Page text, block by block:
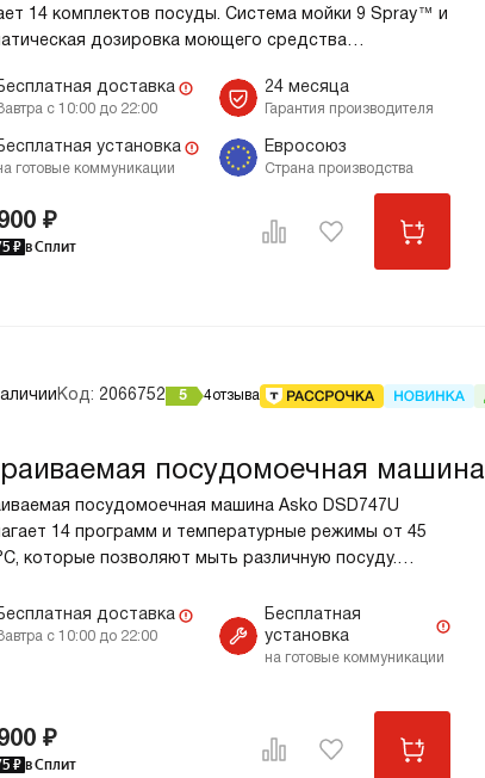
14 комплектов посуды. Система мойки 9 Spray™ и
дозировка моющего средства
На дисплее высокой четкости различимы
символы. Ключевые преимущества: WiFi
14 комплектов посуды Самоочистка
доставка
с 10:00 до 22:00
24 месяца
Гарантия производителя
установка
готовые коммуникации
Евросоюз
Страна производства
₽
₽ в Сплит
Код: 2066752 5 4отзыва
посудомоечная машина
посудомоечная машина Asko DSD747U
14 программ и температурные режимы от 45
которые позволяют мыть различную посуду.
детской посуды. Опция Super Cleaning System™
от необходимости очистки вручную. Ключевые
доставка
с 10:00 до 22:00
Бесплатная
установка
на готовые коммуникации
₽
₽ в Сплит